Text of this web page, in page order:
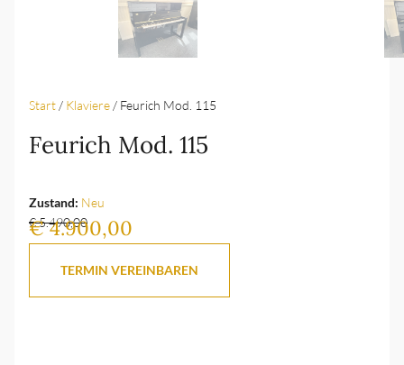
Start / Klaviere / Feurich Mod. 115
Feurich Mod. 115
Zustand: Neu
€ 5.490,00
€ 4.900,00
TERMIN VEREINBAREN